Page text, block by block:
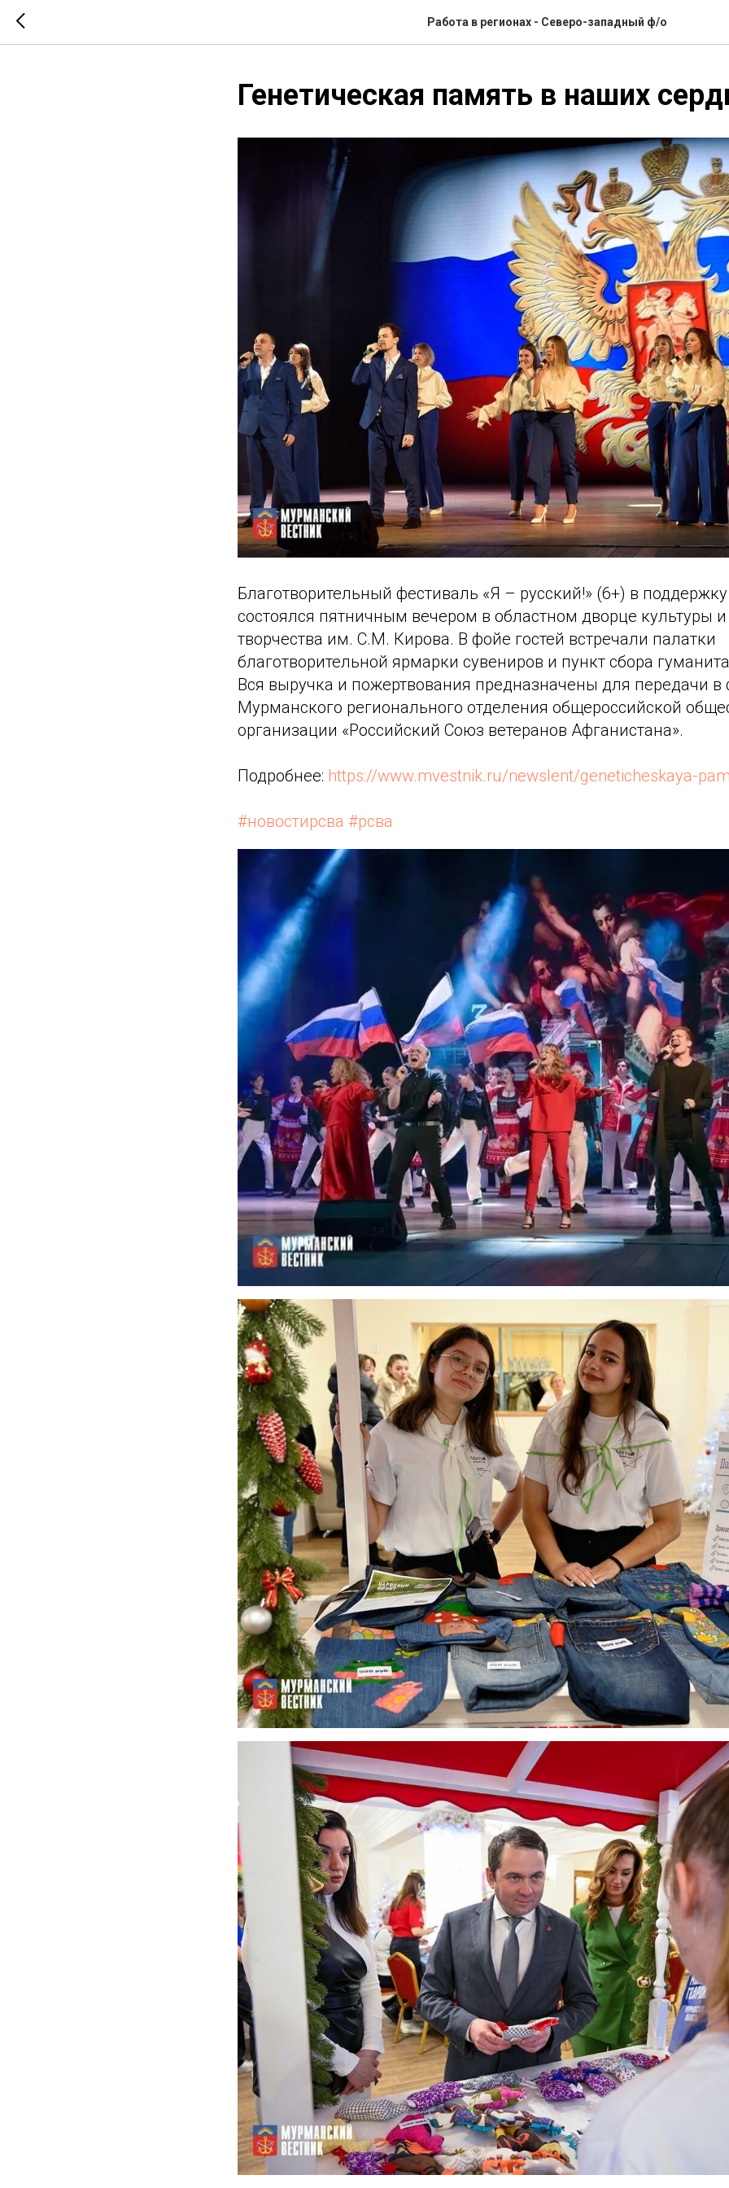
Работа в регионах - Северо-западный ф/о
Генетическая память в наших
Благотворительный фестиваль «Я – русский!» (6+) в
состоялся пятничным вечером в областном дворце культуры
творчества им. С.М. Кирова. В фойе гостей встречали палатки
благотворительной ярмарки сувениров и пункт сбора
Вся выручка и пожертвования предназначены для передачи в
Мурманского регионального отделения общероссийской
организации «Российский Союз ветеранов Афганистана».
Подробнее: https://www.mvestnik.ru/newslent/geneticheskaya-
#новостирсва #рсва